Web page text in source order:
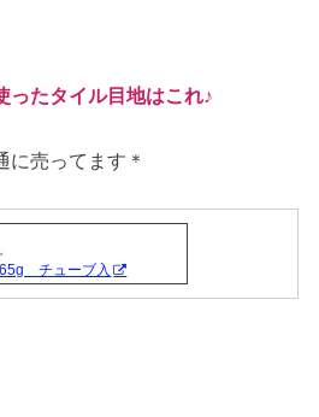
ったタイル目地はこれ♪
に売ってます＊
チューブ入